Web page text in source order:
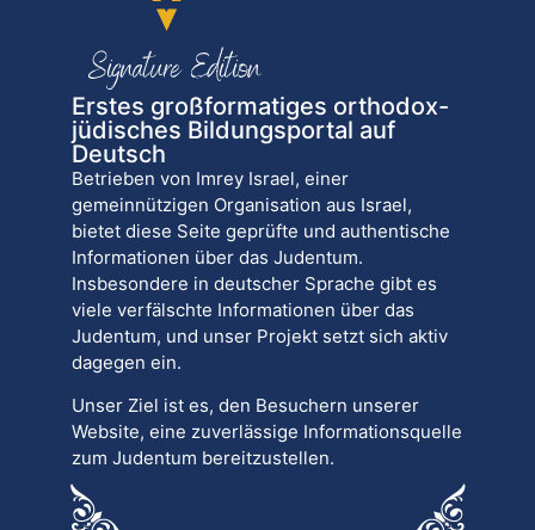
Erstes großformatiges orthodox-
jüdisches Bildungsportal auf
Deutsch
Betrieben von Imrey Israel, einer
gemeinnützigen Organisation aus Israel,
bietet diese Seite geprüfte und authentische
Informationen über das Judentum.
Insbesondere in deutscher Sprache gibt es
viele verfälschte Informationen über das
Judentum, und unser Projekt setzt sich aktiv
dagegen ein.
Unser Ziel ist es, den Besuchern unserer
Website, eine zuverlässige Informationsquelle
zum Judentum bereitzustellen.